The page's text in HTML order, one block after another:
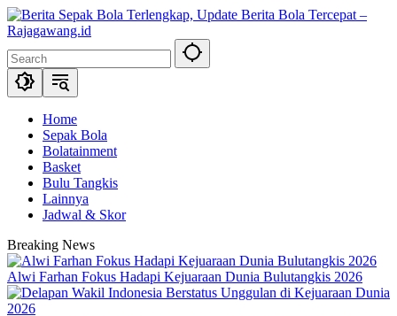
Skip
to
Home
Sepak Bola
Bolatainment
Basket
Bulu Tangkis
Lainnya
Jadwal & Skor
Breaking News
Alwi Farhan Fokus Hadapi Kejuaraan Dunia Bulutangkis 2026